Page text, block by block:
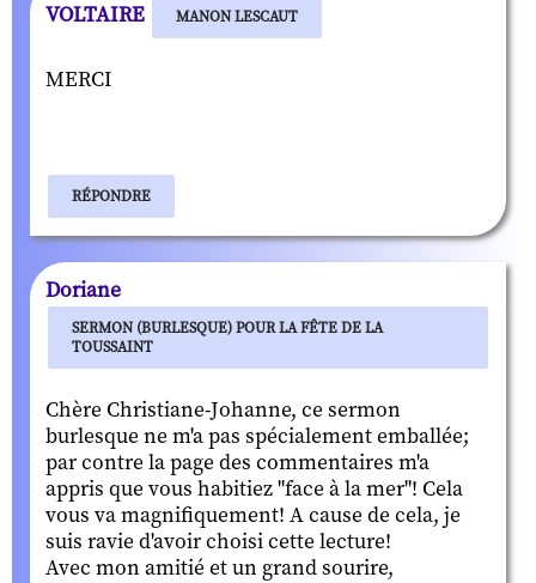
VOLTAIRE MANON LESCAUT
MERCI
RÉPONDRE
Doriane
SERMON (BURLESQUE) POUR LA FÊTE DE LA
TOUSSAINT
Chère Christiane-Johanne, ce sermon
burlesque ne m'a pas spécialement emballée;
par contre la page des commentaires m'a
appris que vous habitiez "face à la mer"! Cela
vous va magnifiquement! A cause de cela, je
suis ravie d'avoir choisi cette lecture!
Avec mon amitié et un grand sourire,